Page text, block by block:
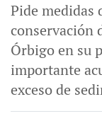
Pide medidas
conservación
Órbigo en su
importante
exceso de